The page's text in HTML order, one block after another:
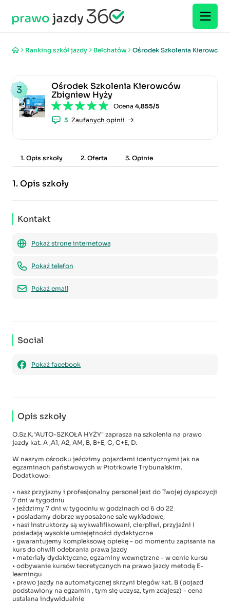
Ranking szkół jazdy Bełchatów Ośrodek Szkolenia Kierowców
3
Ośrodek Szkolenia Kierowców
Zbigniew Hyży
Ocena4,855/5
3 Zaufanych opinii
1. Opis szkoły 2. Oferta 3. Opinie
1.Opis szkoły
Kontakt
Pokaż strone internetową
Pokaż telefon
Pokaż email
Social
Pokaż facebook
Opis szkoły
O.Sz.K."AUTO-SZKOŁA HYŻY" zaprasza na szkolenia na prawo
jazdy kat. A ,A1, A2, AM, B, B+E, C, C+E, D.
W naszym ośrodku jeździmy pojazdami identycznymi jak na
egzaminach państwowych w Piotrkowie Trybunalskim.
Dodatkowo:
• nasz przyjazny i profesjonalny personel jest do Twojej dyspozycji
7 dni w tygodniu
• jeździmy 7 dni w tygodniu w godzinach od 6 do 22
• posiadamy dobrze wyposażone sale wykładowe,
• nasi instruktorzy są wykwalifikowani, cierpliwi, przyjaźni i
posiadają wysokie umiejętności dydaktyczne
• gwarantujemy kompleksową opiekę - od momentu zapisania na
kurs do chwili odebrania prawa jazdy
• materiały dydaktyczne, egzaminy wewnętrzne - w cenie kursu
• odbywanie kursów teoretycznych na prawo jazdy metodą E-
learningu
• prawo jazdy na automatycznej skrzyni biegów kat. B (pojazd
podstawiony na egzamin , tym się uczysz, tym zdajesz) - cena
ustalana indywidualnie